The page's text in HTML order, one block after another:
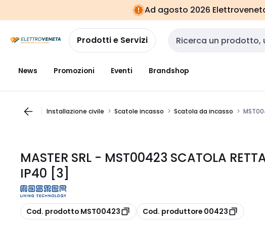
navigazionealla
pagina
Ad agosto 2026
Prodotti e Servizi Cerca input
News Promozioni Eventi Brandshop
Installazione civile Scatole incasso Scatola da incasso
MASTER SRL - MST00423 SCATOLA
IP40 [3]
copia
Cod. prodotto MST00423 copia
Cod. produttore 00423